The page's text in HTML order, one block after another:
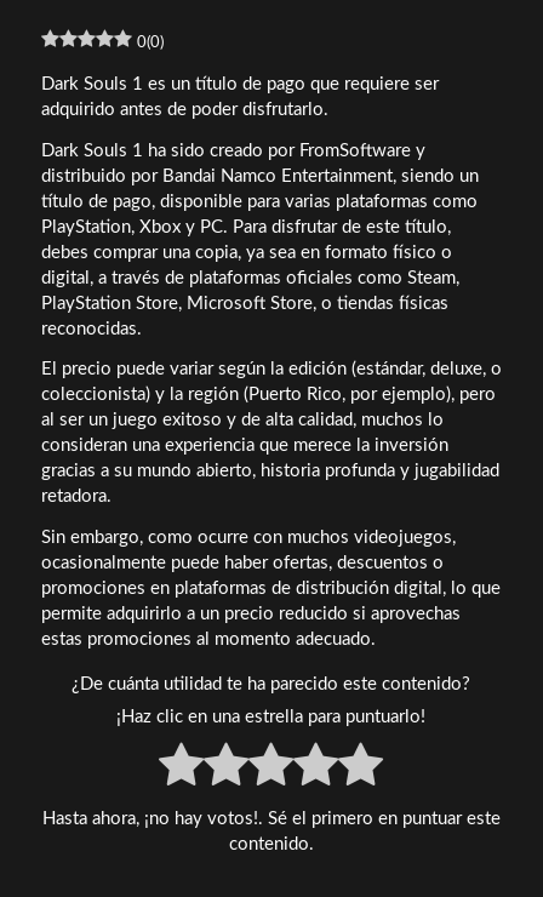
0(0)
Dark Souls 1 es un título de pago que requiere ser
adquirido antes de poder disfrutarlo.
Dark Souls 1 ha sido creado por FromSoftware y
distribuido por Bandai Namco Entertainment, siendo un
título de pago, disponible para varias plataformas como
PlayStation, Xbox y PC. Para disfrutar de este título,
debes comprar una copia, ya sea en formato físico o
digital, a través de plataformas oficiales como Steam,
PlayStation Store, Microsoft Store, o tiendas físicas
reconocidas.
El precio puede variar según la edición (estándar, deluxe, o
coleccionista) y la región (Puerto Rico, por ejemplo), pero
al ser un juego exitoso y de alta calidad, muchos lo
consideran una experiencia que merece la inversión
gracias a su mundo abierto, historia profunda y jugabilidad
retadora.
Sin embargo, como ocurre con muchos videojuegos,
ocasionalmente puede haber ofertas, descuentos o
promociones en plataformas de distribución digital, lo que
permite adquirirlo a un precio reducido si aprovechas
estas promociones al momento adecuado.
¿De cuánta utilidad te ha parecido este contenido?
¡Haz clic en una estrella para puntuarlo!
Hasta ahora, ¡no hay votos!. Sé el primero en puntuar este
contenido.